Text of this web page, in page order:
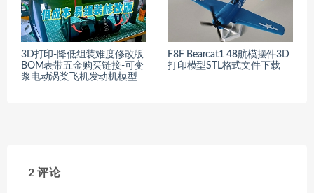
3D打印-降低组装难度修改版
BOM表带五金购买链接-可变
浆电动涡桨飞机发动机模型
F8F Bearcat1 48航模摆件3D
打印模型STL格式文件下载
2 评论